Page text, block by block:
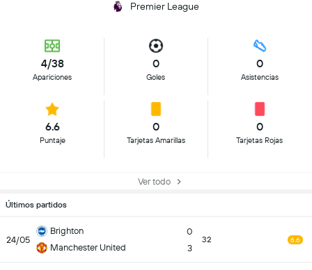
Premier League
4/38
Apariciones
0
Goles
0
Asistencias
6.6
Puntaje
0
Tarjetas Amarillas
0
Tarjetas Rojas
Ver todo
Últimos partidos
24/05
Brighton
Manchester United
0
3
32 6.6